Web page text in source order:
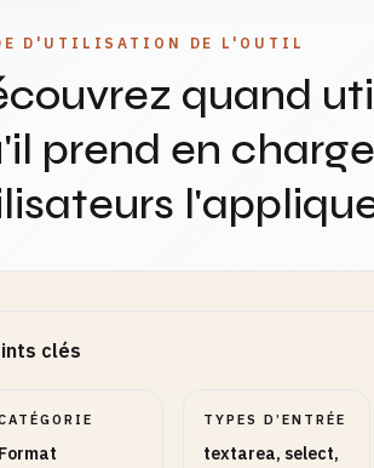
D'UTILISATION DE L'OUTIL
quand
prend en
clés
Format
TYPES D’ENTRÉE
textarea, select,